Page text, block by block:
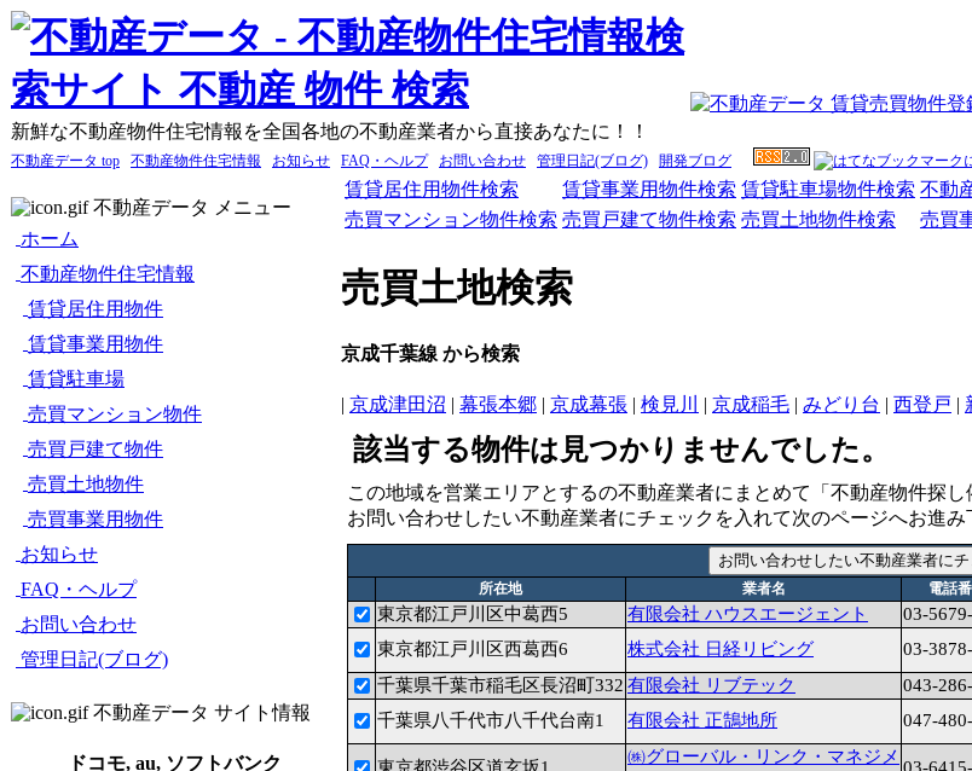
新鮮な不動産物件住宅情報を全国各地の不動産業者から直接あなたに！！
不動産データ top 不動産物件住宅情報 お知らせ FAQ・ヘルプ お問い合わせ 管理日記(ブログ) 開発ブログ
不動産データ メニュー
ホーム
不動産物件住宅情報
賃貸居住用物件
賃貸事業用物件
賃貸駐車場
売買マンション物件
売買戸建て物件
売買土地物件
売買事業用物件
お知らせ
FAQ・ヘルプ
お問い合わせ
管理日記(ブログ)
不動産データ サイト情報
ドコモ, au, ソフトバンク
賃貸居住用物件検索 賃貸事業用物件検索 賃貸駐車場物件検索 不動
売買マンション物件検索 売買戸建て物件検索 売買土地物件検索 売買
売買土地検索
京成千葉線 から検索
| 京成津田沼 | 幕張本郷 | 京成幕張 | 検見川 | 京成稲毛 | みどり台 | 西登戸 |
該当する物件は見つかりませんでした。
この地域を営業エリアとするの不動産業者にまとめて「不動産物件探
お問い合わせしたい不動産業者にチェックを入れて次のページへお進み
所在地 業者名 電話
東京都江戸川区中葛西5 有限会社 ハウスエージェント 03-
東京都江戸川区西葛西6 株式会社 日経リビング 03-
千葉県千葉市稲毛区長沼町332 有限会社 リブテック 043-
千葉県八千代市八千代台南1 有限会社 正鵠地所 047-
㈱グローバル・リンク・マネジメ